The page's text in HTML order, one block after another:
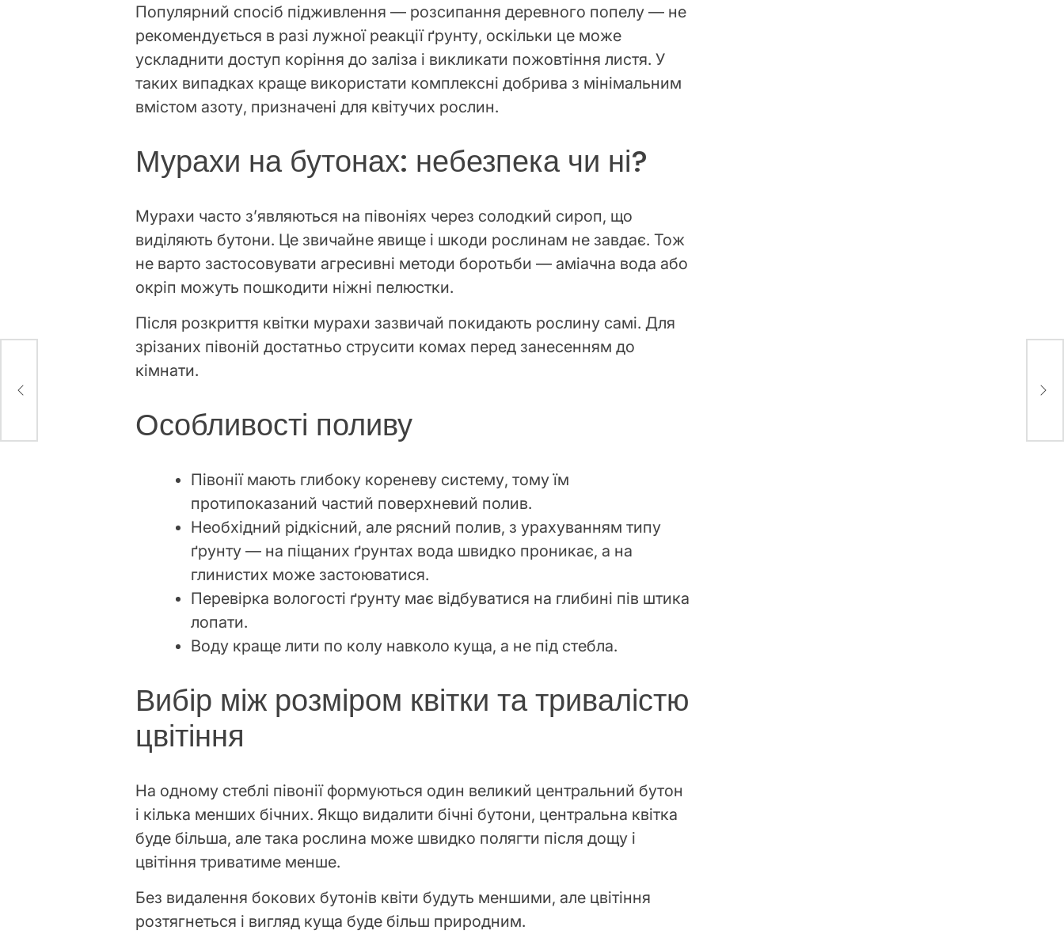
Популярний спосіб підживлення — розсипання деревного попелу — не
рекомендується в разі лужної реакції ґрунту, оскільки це може
ускладнити доступ коріння до заліза і викликати пожовтіння листя. У
таких випадках краще використати комплексні добрива з мінімальним
вмістом азоту, призначені для квітучих рослин.
Мурахи на бутонах: небезпека чи ні?
Мурахи часто з’являються на півоніях через солодкий сироп, що
виділяють бутони. Це звичайне явище і шкоди рослинам не завдає. Тож
не варто застосовувати агресивні методи боротьби — аміачна вода або
окріп можуть пошкодити ніжні пелюстки.
Після розкриття квітки мурахи зазвичай покидають рослину самі. Для
зрізаних півоній достатньо струсити комах перед занесенням до
кімнати.
Особливості поливу
Півонії мають глибоку кореневу систему, тому їм
протипоказаний частий поверхневий полив.
Необхідний рідкісний, але рясний полив, з урахуванням типу
ґрунту — на піщаних ґрунтах вода швидко проникає, а на
глинистих може застоюватися.
Перевірка вологості ґрунту має відбуватися на глибині пів штика
лопати.
Воду краще лити по колу навколо куща, а не під стебла.
Вибір між розміром квітки та тривалістю
цвітіння
На одному стеблі півонії формуються один великий центральний бутон
і кілька менших бічних. Якщо видалити бічні бутони, центральна квітка
буде більша, але така рослина може швидко полягти після дощу і
цвітіння триватиме менше.
Без видалення бокових бутонів квіти будуть меншими, але цвітіння
розтягнеться і вигляд куща буде більш природним.